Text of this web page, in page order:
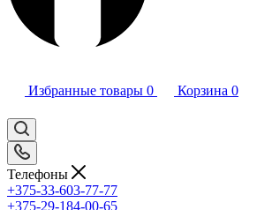
Избранные товары 0 Корзина 0
Телефоны
+375-33-603-77-77
+375-29-184-00-65